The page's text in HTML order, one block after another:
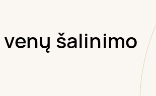
šalinimo